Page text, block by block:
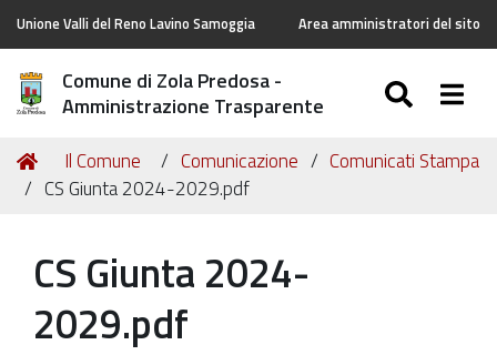
Unione Valli del Reno Lavino Samoggia Area amministratori del sito
Comune di Zola Predosa -
Amministrazione Trasparente
Tu
sei
Home
Il Comune Comunicazione
Comunicati Stampa
CS Giunta 2024-2029.pdf
CS Giunta 2024-
2029.pdf